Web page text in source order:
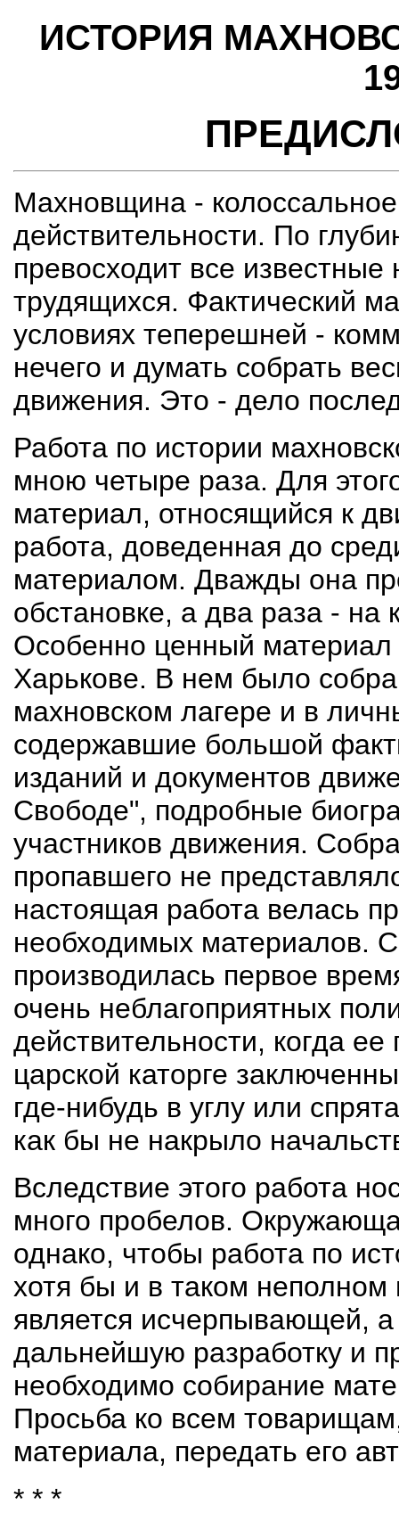
ИСТОРИЯ
Махновщина -
действительности. По
превосходит все
трудящихся. Фактический
условиях теперешней -
нечего и думать собрать
движения. Это - дело
Работа по истории
мною четыре раза. Для
материал, относящийся к
работа, доведенная до
материалом. Дважды она
обстановке, а два раза - на
Особенно ценный материал
Харькове. В нем было
махновском лагере и в
содержавшие большой
изданий и документов
Свободе", подробные
участников движения.
пропавшего не
настоящая работа велась
необходимых материалов.
производилась первое
очень неблагоприятных
действительности, когда ее
царской каторге
где-нибудь в углу или
как бы не накрыло
Вследствие этого работа
много пробелов.
однако, чтобы работа по
хотя бы и в таком
является исчерпывающей,
дальнейшую разработку и
необходимо собирание
Просьба ко всем
материала, передать его
* * *